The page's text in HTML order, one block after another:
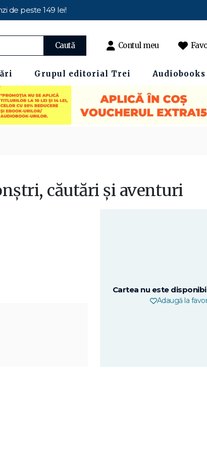
de peste 149 lei!
Caută Contul meu
Grupul editorial Trei Audiobooks
căutări şi aventuri
Cartea nu este
Adaugă la